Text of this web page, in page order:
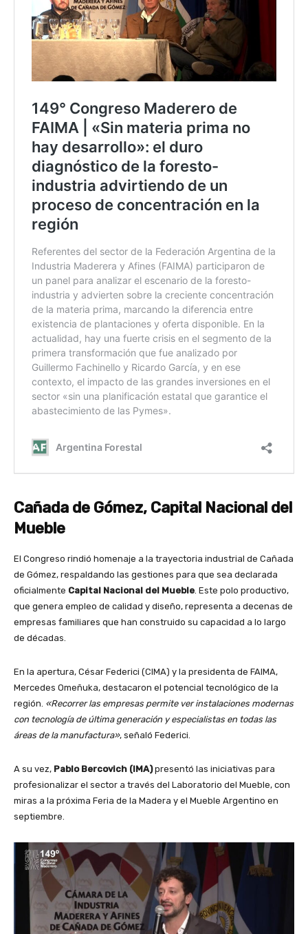
Cañada de Gómez, Capital Nacional del
Mueble
El Congreso rindió homenaje a la trayectoria industrial de Cañada
de Gómez, respaldando las gestiones para que sea declarada
oficialmente Capital Nacional del Mueble. Este polo productivo,
que genera empleo de calidad y diseño, representa a decenas de
empresas familiares que han construido su capacidad a lo largo
de décadas.
En la apertura, César Federici (CIMA) y la presidenta de FAIMA,
Mercedes Omeñuka, destacaron el potencial tecnológico de la
región. «Recorrer las empresas permite ver instalaciones modernas
con tecnología de última generación y especialistas en todas las
áreas de la manufactura», señaló Federici.
A su vez, Pablo Bercovich (IMA)presentó las iniciativas para
profesionalizar el sector a través del Laboratorio del Mueble, con
miras a la próxima Feria de la Madera y el Mueble Argentino en
septiembre.